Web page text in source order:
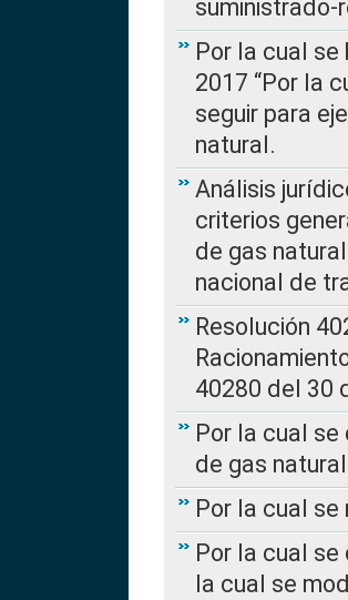
Por la cual se
2017 “Por la
seguir para
natural.
Análisis
criterios
de gas
nacional de
Resolución
40280 del 30
Por la cual
de gas natural
Por la cual se
Por la cual se
la cual se